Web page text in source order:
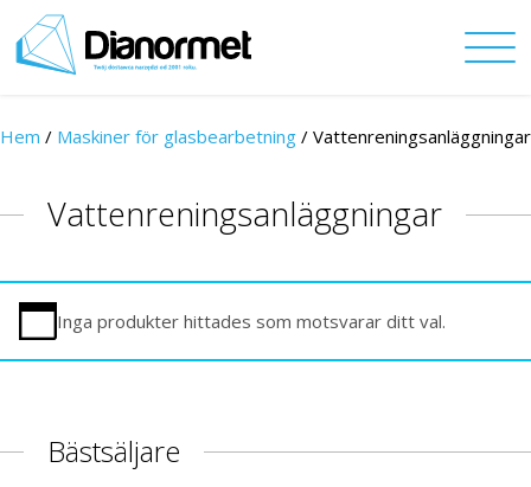
Hem / Maskiner för glasbearbetning / Vattenreningsanläggningar
Vattenreningsanläggningar
Inga produkter hittades som motsvarar ditt val.
Bästsäljare